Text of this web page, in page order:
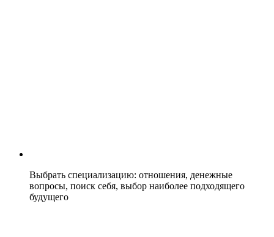
Выбрать специализацию: отношения, денежные
вопросы, поиск себя, выбор наиболее подходящего
будущего